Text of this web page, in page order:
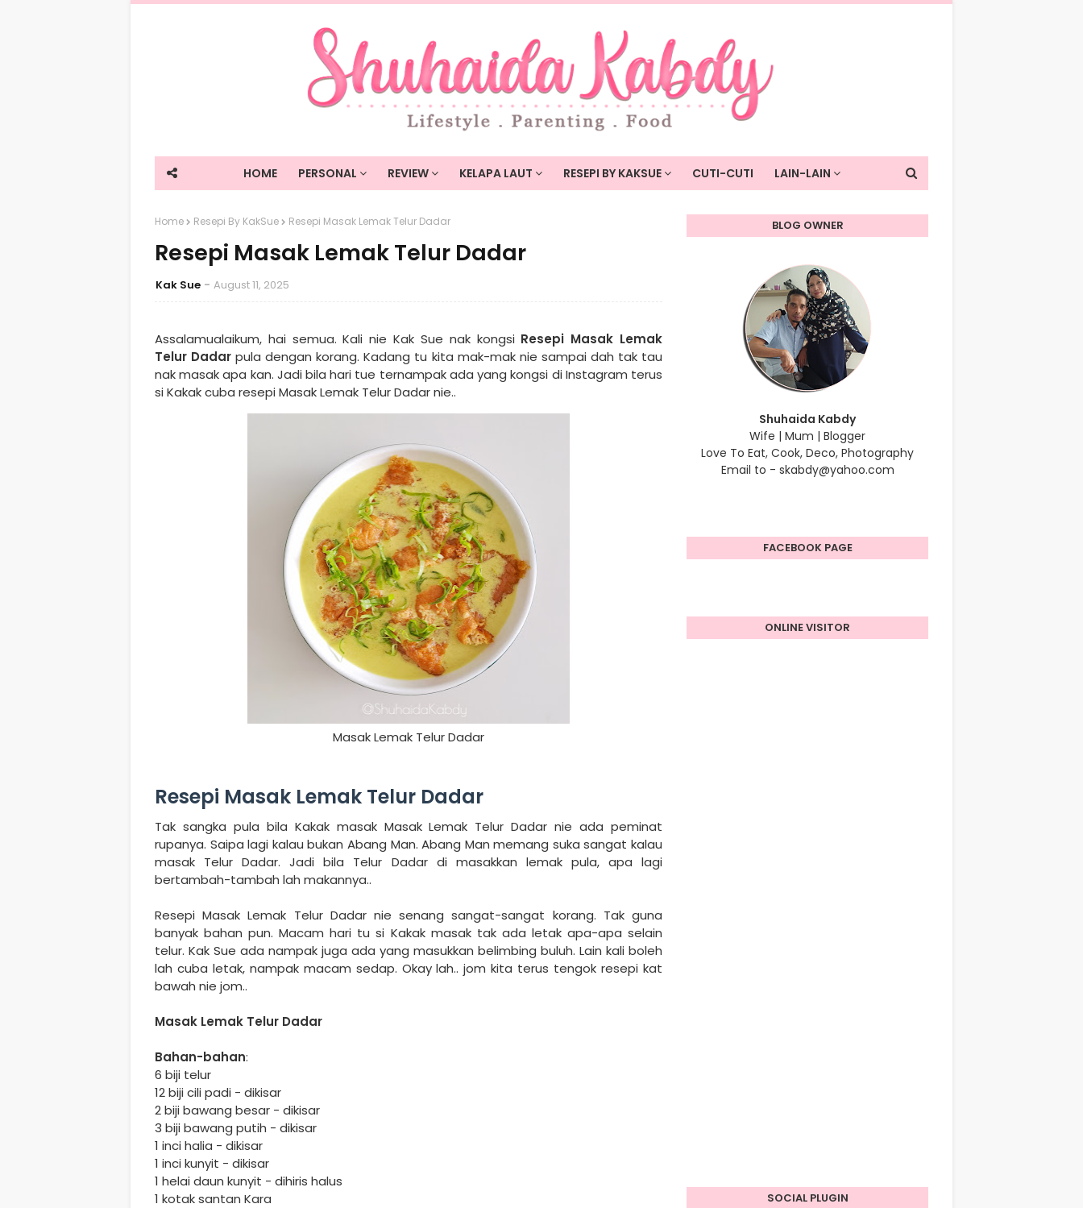
HOME PERSONAL REVIEW KELAPA LAUT RESEPI BY KAKSUE CUTI-CUTI LAIN-LAIN
Home Resepi By KakSue Resepi Masak Lemak Telur Dadar
Resepi Masak Lemak Telur Dadar
Kak Sue August 11, 2025
Assalamualaikum, hai semua. Kali nie Kak Sue nak kongsi Resepi Masak Lemak
Telur Dadar pula dengan korang. Kadang tu kita mak-mak nie sampai dah tak tau
nak masak apa kan. Jadi bila hari tue ternampak ada yang kongsi di Instagram terus
si Kakak cuba resepi Masak Lemak Telur Dadar nie..
Masak Lemak Telur Dadar
Resepi Masak Lemak Telur Dadar
Tak sangka pula bila Kakak masak Masak Lemak Telur Dadar nie ada peminat
rupanya. Saipa lagi kalau bukan Abang Man. Abang Man memang suka sangat kalau
masak Telur Dadar. Jadi bila Telur Dadar di masakkan lemak pula, apa lagi
bertambah-tambah lah makannya..
Resepi Masak Lemak Telur Dadar nie senang sangat-sangat korang. Tak guna
banyak bahan pun. Macam hari tu si Kakak masak tak ada letak apa-apa selain
telur. Kak Sue ada nampak juga ada yang masukkan belimbing buluh. Lain kali boleh
lah cuba letak, nampak macam sedap. Okay lah.. jom kita terus tengok resepi kat
bawah nie jom..
Masak Lemak Telur Dadar
Bahan-bahan:
6 biji telur
12 biji cili padi - dikisar
2 biji bawang besar - dikisar
3 biji bawang putih - dikisar
1 inci halia - dikisar
1 inci kunyit - dikisar
1 helai daun kunyit - dihiris halus
1 kotak santan Kara
BLOG OWNER
Shuhaida Kabdy
Wife | Mum | Blogger
Love To Eat, Cook, Deco, Photography
Email to - skabdy@yahoo.com
FACEBOOK PAGE
ONLINE VISITOR
SOCIAL PLUGIN